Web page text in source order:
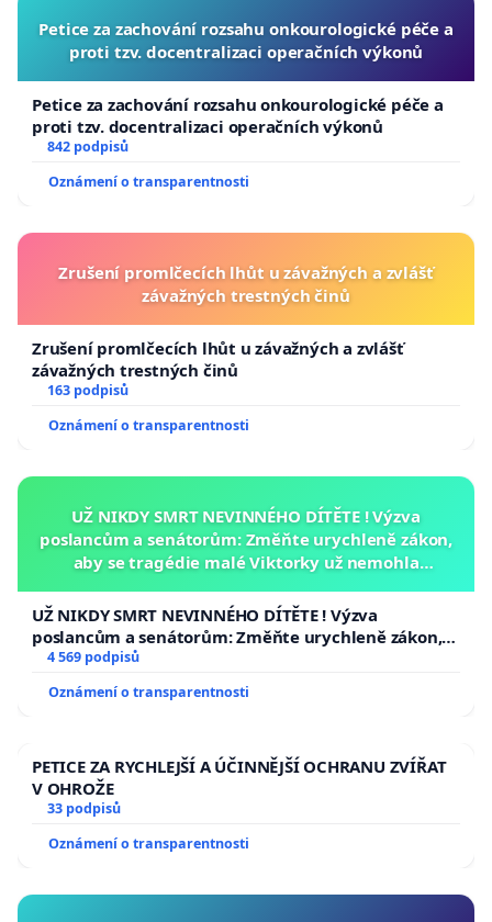
Petice za zachování rozsahu onkourologické péče a
proti tzv. docentralizaci operačních výkonů
Petice za zachování rozsahu onkourologické péče a
proti tzv. docentralizaci operačních výkonů
842 podpisů
Oznámení o transparentnosti
Zrušení promlčecích lhůt u závažných a zvlášť
závažných trestných činů
Zrušení promlčecích lhůt u závažných a zvlášť
závažných trestných činů
163 podpisů
Oznámení o transparentnosti
UŽ NIKDY SMRT NEVINNÉHO DÍTĚTE ! Výzva
poslancům a senátorům: Změňte urychleně zákon,
aby se tragédie malé Viktorky už nemohla
UŽ NIKDY SMRT NEVINNÉHO DÍTĚTE ! Výzva
poslancům a senátorům: Změňte urychleně zákon,
aby se tragédie malé Viktorky už nemohla opakovat!
4 569 podpisů
Oznámení o transparentnosti
PETICE ZA RYCHLEJŠÍ A ÚČINNĚJŠÍ OCHRANU ZVÍŘAT
V OHROŽE
33 podpisů
Oznámení o transparentnosti